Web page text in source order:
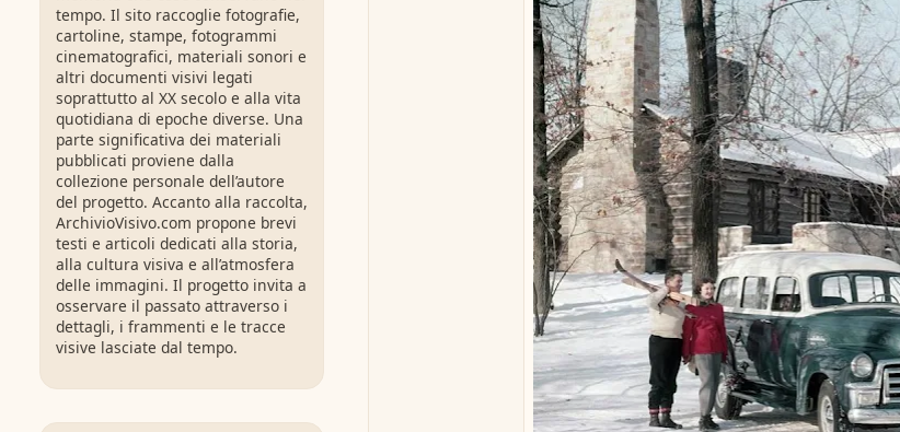
tempo. Il sito raccoglie fotografie,
cartoline, stampe, fotogrammi
cinematografici, materiali sonori e
altri documenti visivi legati
soprattutto al XX secolo e alla vita
quotidiana di epoche diverse. Una
parte significativa dei materiali
pubblicati proviene dalla
collezione personale dell’autore
del progetto. Accanto alla raccolta,
ArchivioVisivo.com propone brevi
testi e articoli dedicati alla storia,
alla cultura visiva e all’atmosfera
delle immagini. Il progetto invita a
osservare il passato attraverso i
dettagli, i frammenti e le tracce
visive lasciate dal tempo.